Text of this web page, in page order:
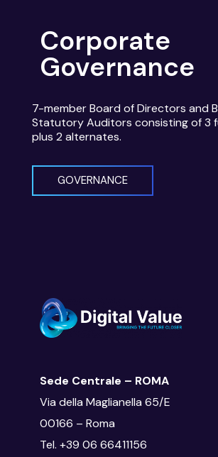
Corporate
Governance
7-member Board of Directors and
Statutory Auditors consisting of 3
plus 2 alternates.
GOVERNANCE
Sede Centrale – ROMA
Via della Maglianella 65/E
00166 – Roma
Tel. +39 06 66411156